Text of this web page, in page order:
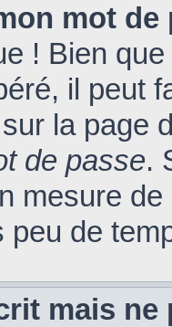
mot de
! Bien
il peut
la page
de passe.
mesure
peu de
mais ne